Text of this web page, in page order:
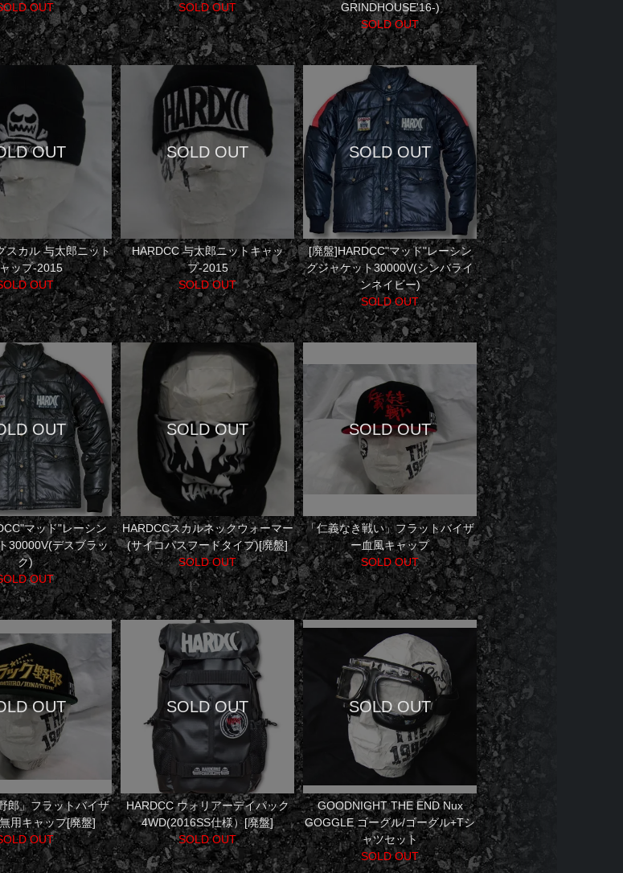
OUT
SOLD OUT
GRINDHOUSE'16-)
SOLD OUT
スカル 与太郎ニット
ップ-2015
OUT
HARDCC 与太郎ニットキャッ
プ-2015
SOLD OUT
[廃盤]HARDCC"マッド"レーシン
グジャケット30000V(シンバライ
ンネイビー)
SOLD OUT
マッド"レーシン
30000V(デスブラッ
ク)
OUT
HARDCCスカルネックウォーマー
(サイコパスフードタイプ)[廃盤]
SOLD OUT
「仁義なき戦い」フラットバイザ
ー血風キャップ
SOLD OUT
郎」フラットバイザ
用キャップ[廃盤]
OUT
HARDCC ウォリアーデイパック
4WD(2016SS仕様）[廃盤]
SOLD OUT
GOODNIGHT THE END Nux
GOGGLE ゴーグル/ゴーグル+Tシ
ャツセット
SOLD OUT